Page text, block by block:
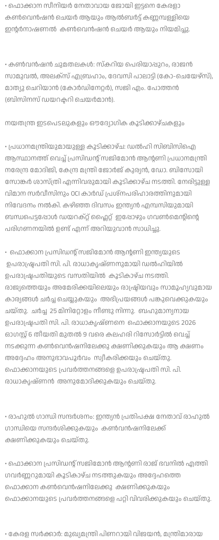
• ഫൊക്കാന സീനിയർ നേതാവായ ജോയി ഇട്ടനെ കേരളാ
കൺവെൻഷൻ ചെയർ ആയും ആൽബർട്ട് കണ്ണമ്പള്ളിയെ
ഇന്റർനാഷണൽ കൺവെൻഷൻ ചെയർ ആയും നിയമിച്ചു.
• കൺവൻഷൻ ചുമതലകൾ: സ്‌കറിയ പെരിയാപ്പുറം, രാജൻ
സാമുവൽ, അലക്സ് എബ്രഹാം, ദേവസി പാലാട്ടി (കോ-ചെയേഴ്സ്),
മാത്യു ചെറിയാൻ (കോർഡിനേറ്റർ), സജി എം. പോത്തൻ
(ബിസിനസ് ഡയറക്ടറി ചെയർമാൻ).
നയതന്ത്ര ഇടപെടലുകളും ഔദ്യോഗിക കൂടിക്കാഴ്ചകളും
• പ്രധാനമന്ത്രിയുമായുള്ള കൂടിക്കാഴ്ച: ഡൽഹി സിബിസിഐ
ആസ്ഥാനത്ത് വെച്ച് പ്രസിഡന്റ് സജിമോൻ ആന്റണി പ്രധാനമന്ത്രി
നരേന്ദ്ര മോദിജി, കേന്ദ്ര മന്ത്രി ജോർജ് കുര്യൻ, ഡോ. ബിസോയി
സോങ്കർ ശാസ്ത്രി എന്നിവരുമായി കൂടിക്കാഴ്ച നടത്തി. നേരിട്ടുള്ള
വിമാന സർവീസിനും OCI കാർഡ് പ്രശ്നപരിഹാരത്തിനുമായി
നിവേദനം നൽകി. കഴിഞ്ഞ ദിവസം ഇന്ത്യൻ എമ്പസിയുമായി
ബന്ധപെട്ടപ്പോൾ ഡയറക്റ്റ് ഫ്ലൈറ്റ് ഇപ്പോഴും ഗവൺമെന്റിന്റെ
പരിഗണനയിൽ ഉണ്ട് എന്ന് അറിയുവാൻ സാധിച്ചു.
• ഫൊക്കാന പ്രസിഡന്റ് സജിമോൻ ആന്റണി ഇന്ത്യയുടെ
ഉപരാഷ്ട്രപതി സി. പി. രാധാകൃഷ്ണനുമായി ഡൽഹിയിൽ
ഉപരാഷ്ട്രപതിയുടെ വസതിയിൽ കൂടികാഴ്ച നടത്തി.
രാജ്യത്തെയും അമേരിക്കയിലെയും രാഷ്ട്രിയവും സാമൂഹ്യവുമായ
കാര്യങ്ങൾ ചർച്ച ചെയ്യുകയും അഭിപ്രയങ്ങൾ പങ്കുവെക്കുകയും
ചയ്തു. ചർച്ച 25 മിനിറ്റോളം നീണ്ടു നിന്നു. ബഹുമാന്യനായ
ഉപരാഷ്ട്രപതി സി. പി. രാധാകൃഷ്ണനെ ഫൊക്കാനയുടെ 2026
ഓഗസ്റ്റ് 6 തീയതി മുതൽ 9 വരെ കലഹരി റിസോർട്ടിൽ വെച്ച്
നടക്കുന്ന കൺവെൻഷനിലേക്കു ക്ഷണിക്കുകയും ആ ക്ഷണം
അദ്ദേഹം അനുഭാവപൂർവം സ്വീകരിക്കയും ചെയ്തു.
ഫൊക്കാനയുടെ പ്രവർത്തനങ്ങളെ ഉപരാഷ്ട്രപതി സി. പി.
രാധാകൃഷ്ണൻ അനുമോദിക്കുകയും ചെയ്തു.
• രാഹുൽ ഗാന്ധി സന്ദർശനം: ഇന്ത്യൻ പ്രതിപക്ഷ നേതാവ് രാഹുൽ
ഗാന്ധിയെ സന്ദർശിക്കുകയും കൺവൻഷനിലേക്ക്
ക്ഷണിക്കുകയും ചെയ്തു.
• ഫൊക്കാന പ്രസിഡന്റ് സജിമോൻ ആന്റണി രാജ് ഭവനിൽ എത്തി
ഗവർണ്ണറുമായി കൂടികാഴ്ച നടത്തുകയും അദ്ദേഹത്തെ
ഫൊക്കാന കൺവെൻഷനിലേക്കു ക്ഷണിക്കുകയും
ഫൊക്കാനയുടെ പ്രവർത്തനങ്ങളെ പറ്റി വിവരിക്കുകയും ചെയ്തു.
• കേരള സർക്കാർ: മുഖ്യമന്ത്രി പിണറായി വിജയൻ, മന്ത്രിമാരായ